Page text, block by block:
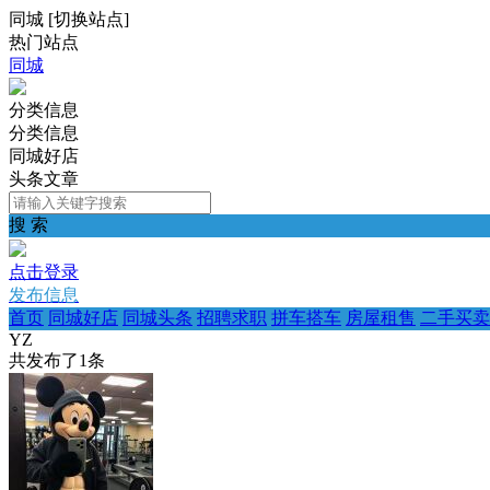
同城 [切换站点]
热门站点
同城
分类信息
分类信息
同城好店
头条文章
搜 索
点击登录
发布信息
首页 同城好店 同城头条 招聘求职 拼车搭车 房屋租售 二手买卖
YZ
共发布了1条